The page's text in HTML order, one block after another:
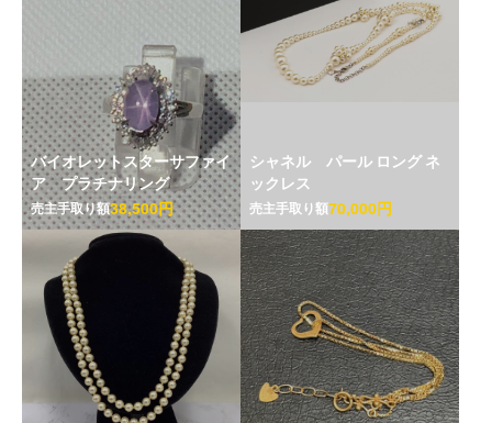
バイオレットスターサファイ
ア プラチナリング
売主手取り額38,500円
シャネル パール ロング ネ
ックレス
売主手取り額70,000円